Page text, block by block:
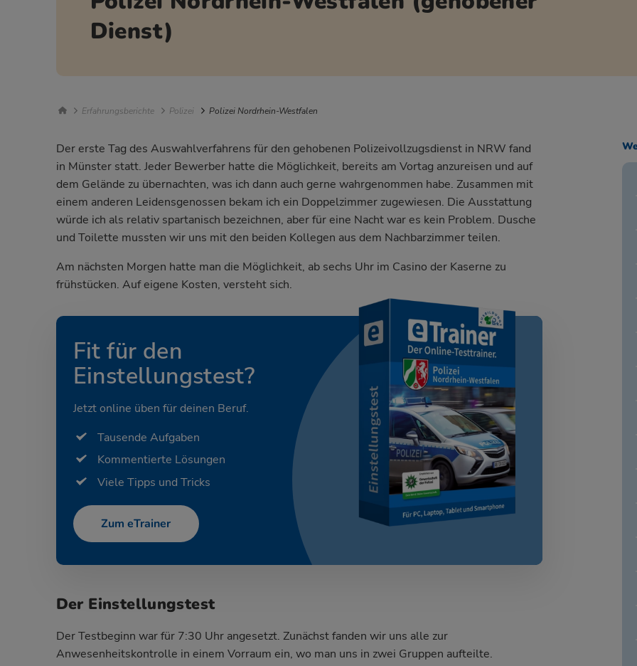
Dienst)
Breadcrumb Navigation
Erfahrungsberichte Polizei Polizei Nordrhein-Westfalen
Der erste Tag des Auswahlverfahrens für den gehobenen Polizeivollzugsdienst in NRW fand
in Münster statt. Jeder Bewerber hatte die Möglichkeit, bereits am Vortag anzureisen und auf
dem Gelände zu übernachten, was ich dann auch gerne wahrgenommen habe. Zusammen mit
einem anderen Leidensgenossen bekam ich ein Doppelzimmer zugewiesen. Die Ausstattung
würde ich als relativ spartanisch bezeichnen, aber für eine Nacht war es kein Problem. Dusche
und Toilette mussten wir uns mit den beiden Kollegen aus dem Nachbarzimmer teilen.
Am nächsten Morgen hatte man die Möglichkeit, ab sechs Uhr im Casino der Kaserne zu
frühstücken. Auf eigene Kosten, versteht sich.
Fit für den
Einstellungstest?
Jetzt online üben für deinen Beruf.
Tausende Aufgaben
Kommentierte Lösungen
Viele Tipps und Tricks
Zum eTrainer
Der Einstellungstest
Der Testbeginn war für 7:30 Uhr angesetzt. Zunächst fanden wir uns alle zur
Anwesenheitskontrolle in einem Vorraum ein, wo man uns in zwei Gruppen aufteilte.